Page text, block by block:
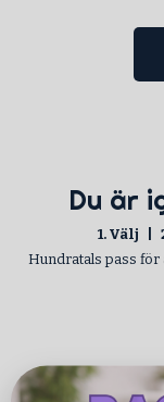
Du är
1. Välj |
Hundratals pass för